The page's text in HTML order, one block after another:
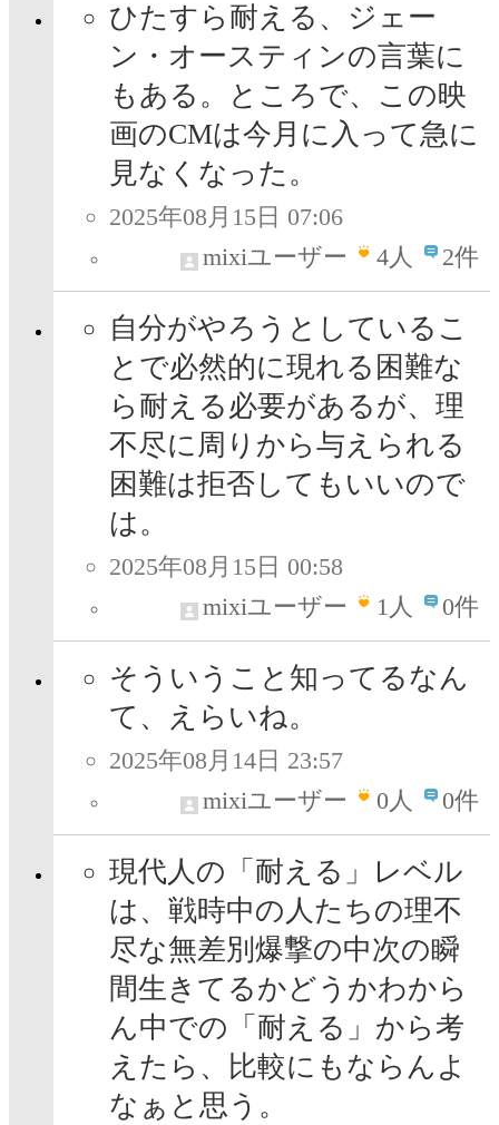
ひたすら耐える、ジェー
ン・オースティンの言葉に
もある。ところで、この映
画のCMは今月に入って急に
見なくなった。
2025年08月15日 07:06
mixiユーザー
4人 2件
自分がやろうとしているこ
とで必然的に現れる困難な
ら耐える必要があるが、理
不尽に周りから与えられる
困難は拒否してもいいので
は。
2025年08月15日 00:58
mixiユーザー
1人 0件
そういうこと知ってるなん
て、えらいね。
2025年08月14日 23:57
mixiユーザー
0人 0件
現代人の「耐える」レベル
は、戦時中の人たちの理不
尽な無差別爆撃の中次の瞬
間生きてるかどうかわから
ん中での「耐える」から考
えたら、比較にもならんよ
なぁと思う。